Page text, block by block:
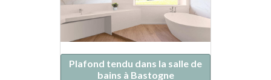
Plafond tendu dans la salle de
bains à Bastogne